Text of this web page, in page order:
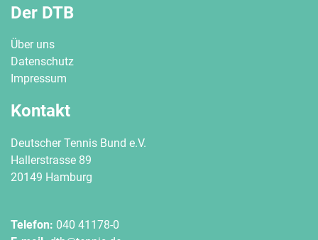
Der DTB
Über uns
Datenschutz
Impressum
Kontakt
Deutscher Tennis Bund e.V.
Hallerstrasse 89
20149 Hamburg
Telefon: 040 41178-0